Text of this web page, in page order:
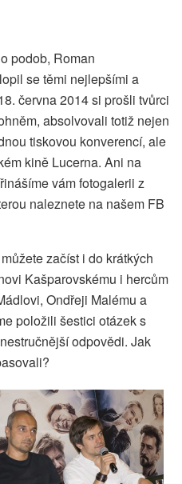
podob, Roman
se těmi nejlepšími a
června 2014 si prošli tvůrci
absolvovali totiž nejen
tiskovou konverencí, ale
kině Lucerna. Ani na
vám fotogalerii z
naleznete na našem FB
začíst i do krátkých
Kašparovskému i hercům
Ondřeji Malému a
položili šestici otázek s
odpovědi. Jak